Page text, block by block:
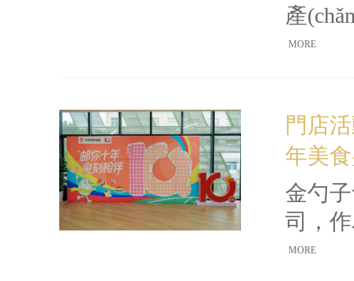
產
在山
型
發(fā)
堂
MORE
門店
年美
金勺
司，
金融
MORE